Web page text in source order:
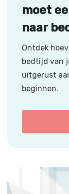
moet
naar
Ontdek
bedtijd van
uitgerust
beginnen.